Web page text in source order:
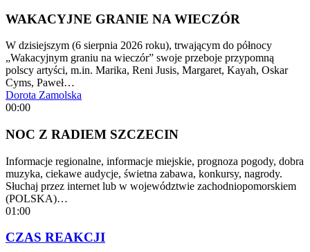
WAKACYJNE GRANIE NA WIECZÓR
W dzisiejszym (6 sierpnia 2026 roku), trwającym do północy
„Wakacyjnym graniu na wieczór” swoje przeboje przypomną
polscy artyści, m.in. Marika, Reni Jusis, Margaret, Kayah, Oskar
Cyms, Paweł…
Dorota Zamolska
00:00
NOC Z RADIEM SZCZECIN
Informacje regionalne, informacje miejskie, prognoza pogody, dobra
muzyka, ciekawe audycje, świetna zabawa, konkursy, nagrody.
Słuchaj przez internet lub w województwie zachodniopomorskiem
(POLSKA)…
01:00
CZAS REAKCJI